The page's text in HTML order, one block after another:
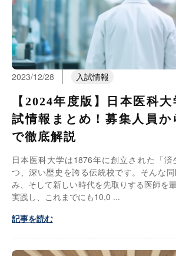
2023/12/28 入試情報
【2024年度版】日本医科
試情報まとめ！募集人員か
で徹底解説
日本医科大学は1876年に創立された「
つ、深い歴史を誇る伝統校です。そんな
み、そして新しい時代を先取りする医師を
実践し、これまでにも10,0
記事を読む